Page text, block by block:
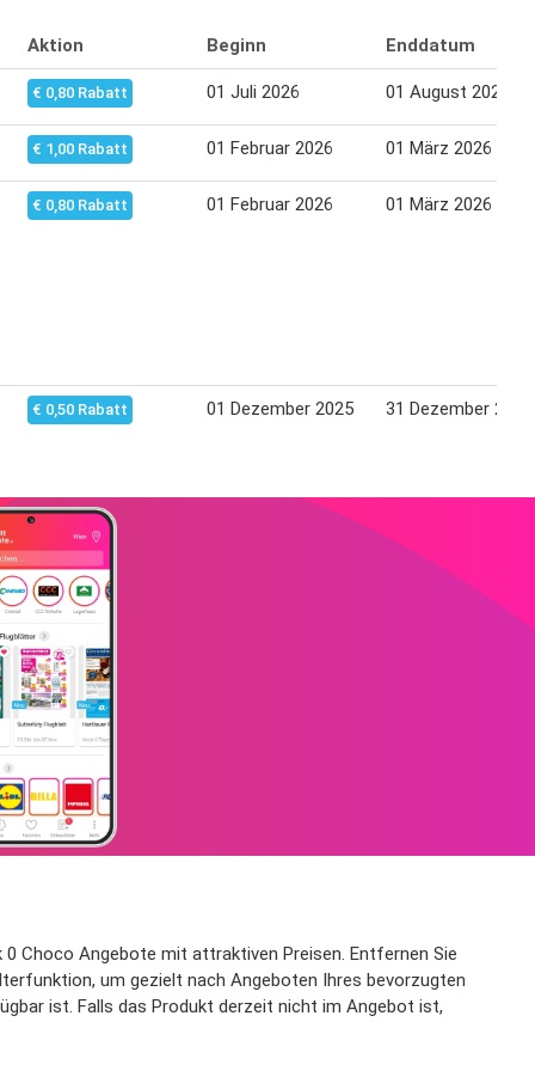
Aktion Beginn Enddatum
€ 0,80 Rabatt 01 Juli 2026 01 August 2026
€ 1,00 Rabatt 01 Februar 2026 01 März 2026
€ 0,80 Rabatt 01 Februar 2026 01 März 2026
€ 0,50 Rabatt 01 Dezember 2025 31 Dezember 2025
Choco Angebote mit attraktiven Preisen. Entfernen Sie
um gezielt nach Angeboten Ihres bevorzugten
ist. Falls das Produkt derzeit nicht im Angebot ist,